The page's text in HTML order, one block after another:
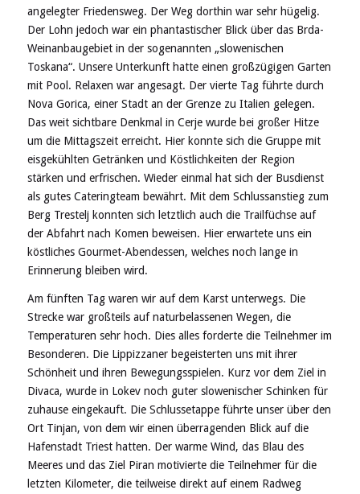
angelegter Friedensweg. Der Weg dorthin war sehr hügelig.
Der Lohn jedoch war ein phantastischer Blick über das Brda-
Weinanbaugebiet in der sogenannten „slowenischen
Toskana“. Unsere Unterkunft hatte einen großzügigen Garten
mit Pool. Relaxen war angesagt. Der vierte Tag führte durch
Nova Gorica, einer Stadt an der Grenze zu Italien gelegen.
Das weit sichtbare Denkmal in Cerje wurde bei großer Hitze
um die Mittagszeit erreicht. Hier konnte sich die Gruppe mit
eisgekühlten Getränken und Köstlichkeiten der Region
stärken und erfrischen. Wieder einmal hat sich der Busdienst
als gutes Cateringteam bewährt. Mit dem Schlussanstieg zum
Berg Trestelj konnten sich letztlich auch die Trailfüchse auf
der Abfahrt nach Komen beweisen. Hier erwartete uns ein
köstliches Gourmet-Abendessen, welches noch lange in
Erinnerung bleiben wird.
Am fünften Tag waren wir auf dem Karst unterwegs. Die
Strecke war großteils auf naturbelassenen Wegen, die
Temperaturen sehr hoch. Dies alles forderte die Teilnehmer im
Besonderen. Die Lippizzaner begeisterten uns mit ihrer
Schönheit und ihren Bewegungsspielen. Kurz vor dem Ziel in
Divaca, wurde in Lokev noch guter slowenischer Schinken für
zuhause eingekauft. Die Schlussetappe führte unser über den
Ort Tinjan, von dem wir einen überragenden Blick auf die
Hafenstadt Triest hatten. Der warme Wind, das Blau des
Meeres und das Ziel Piran motivierte die Teilnehmer für die
letzten Kilometer, die teilweise direkt auf einem Radweg